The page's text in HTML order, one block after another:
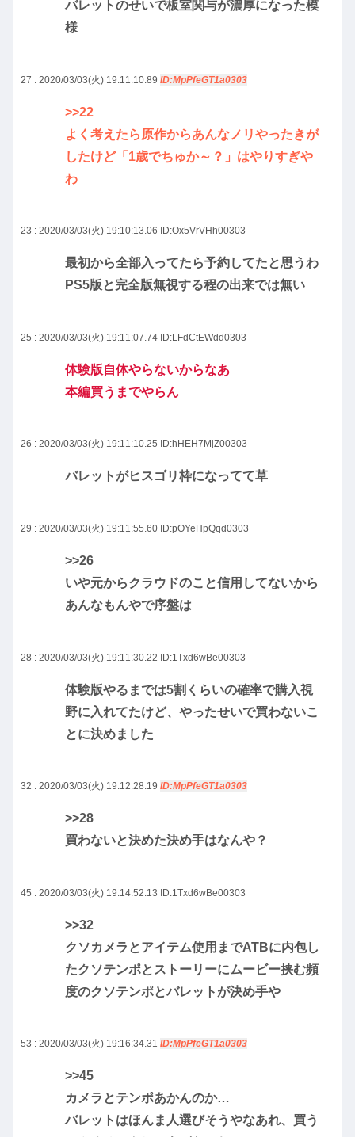
バレットのせいで板室関与が濃厚になった模
様
27 : 2020/03/03(火) 19:11:10.89 ID:MpPfeGT1a0303
>>22
よく考えたら原作からあんなノリやったきが
したけど「1歳でちゅか～？」はやりすぎや
わ
23 : 2020/03/03(火) 19:10:13.06 ID:Ox5VrVHh00303
最初から全部入ってたら予約してたと思うわ
PS5版と完全版無視する程の出来では無い
25 : 2020/03/03(火) 19:11:07.74 ID:LFdCtEWdd0303
体験版自体やらないからなあ
本編買うまでやらん
26 : 2020/03/03(火) 19:11:10.25 ID:hHEH7MjZ00303
バレットがヒスゴリ枠になってて草
29 : 2020/03/03(火) 19:11:55.60 ID:pOYeHpQqd0303
>>26
いや元からクラウドのこと信用してないから
あんなもんやで序盤は
28 : 2020/03/03(火) 19:11:30.22 ID:1Txd6wBe00303
体験版やるまでは5割くらいの確率で購入視
野に入れてたけど、やったせいで買わないこ
とに決めました
32 : 2020/03/03(火) 19:12:28.19 ID:MpPfeGT1a0303
>>28
買わないと決めた決め手はなんや？
45 : 2020/03/03(火) 19:14:52.13 ID:1Txd6wBe00303
>>32
クソカメラとアイテム使用までATBに内包し
たクソテンポとストーリーにムービー挟む頻
度のクソテンポとバレットが決め手や
53 : 2020/03/03(火) 19:16:34.31 ID:MpPfeGT1a0303
>>45
カメラとテンポあかんのか…
バレットはほんま人選びそうやなあれ、買う